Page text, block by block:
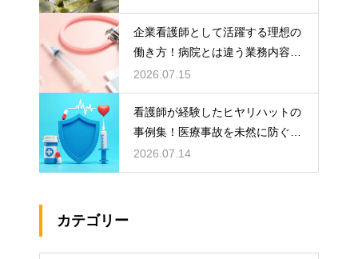
企業看護師として活躍する理想の
働き方！病院とは違う業務内容と
やりがい
2026.07.15
看護師が経験したヒヤリハットの
事例集！医療事故を未然に防ぐた
めの対策
2026.07.14
カテゴリー